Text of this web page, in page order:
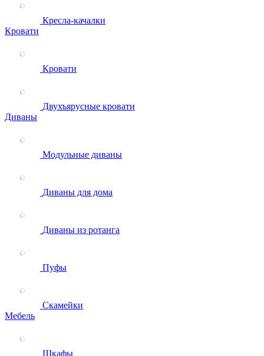
Кресла-качалки
Кровати
Кровати
Двухъярусные кровати
Диваны
Модульные диваны
Диваны для дома
Диваны из ротанга
Пуфы
Скамейки
Мебель
Шкафы